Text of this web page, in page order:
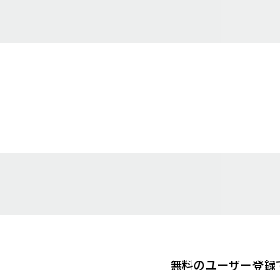
無料のユーザー登録